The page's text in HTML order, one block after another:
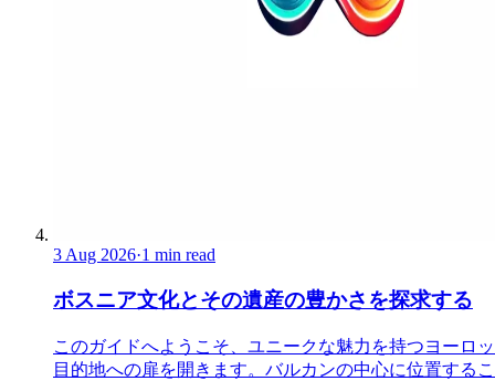
3 Aug 2026·1 min read
ボスニア文化とその遺産の豊かさを探求する
このガイドへようこそ、ユニークな魅力を持つヨーロ
目的地への扉を開きます。バルカンの中心に位置する